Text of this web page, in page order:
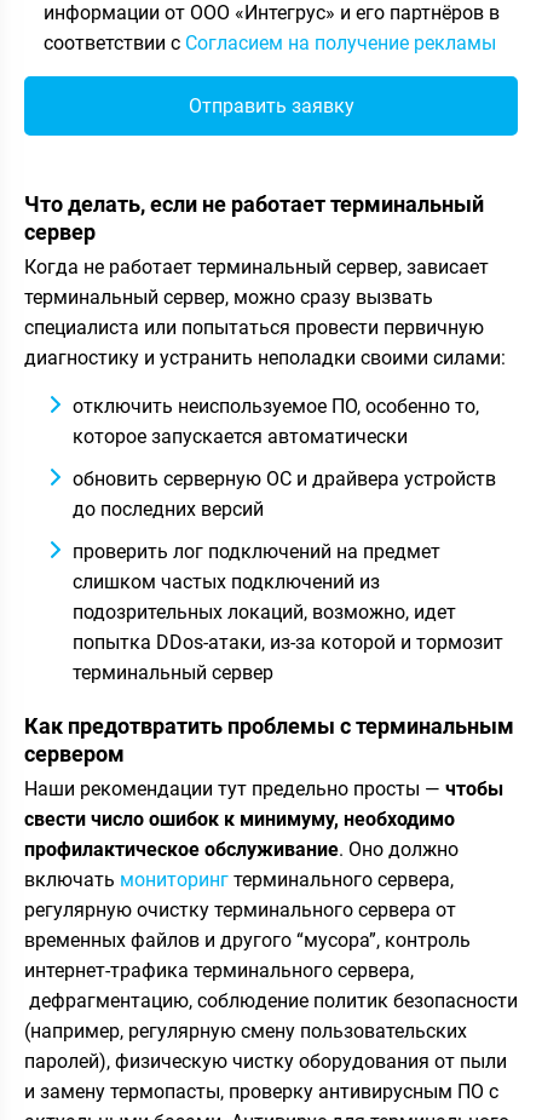
информации от ООО «Интегрус» и его партнёров в
соответствии с Согласием на получение рекламы
Что делать, если не работает терминальный
сервер
Когда не работает терминальный сервер, зависает
терминальный сервер, можно сразу вызвать
специалиста или попытаться провести первичную
диагностику и устранить неполадки своими силами:
отключить неиспользуемое ПО, особенно то,
которое запускается автоматически
обновить серверную ОС и драйвера устройств
до последних версий
проверить лог подключений на предмет
слишком частых подключений из
подозрительных локаций, возможно, идет
попытка DDos-атаки, из-за которой и тормозит
терминальный сервер
Как предотвратить проблемы с терминальным
сервером
Наши рекомендации тут предельно просты — чтобы
свести число ошибок к минимуму, необходимо
профилактическое обслуживание. Оно должно
включать мониторинг терминального сервера,
регулярную очистку терминального сервера от
временных файлов и другого “мусора”, контроль
интернет-трафика терминального сервера,
дефрагментацию, соблюдение политик безопасности
(например, регулярную смену пользовательских
паролей), физическую чистку оборудования от пыли
и замену термопасты, проверку антивирусным ПО с